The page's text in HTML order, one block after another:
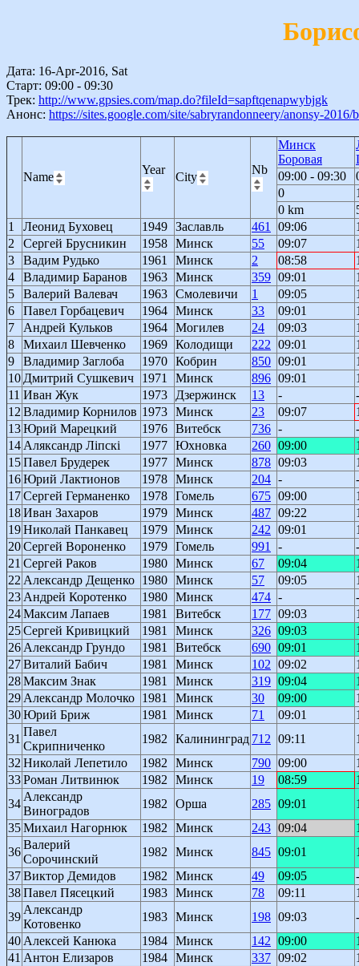
Дата: 16-Apr-2016, Sat
Старт: 09:00 - 09:30
Трек: http://www.gpsies.com/map.do?fileId=sapftqenapwybjgk
Анонс: https://sites.google.com/site/sabryrandonneery/anonsy-2016/
Name
Year
City
Nb
Минск
Боровая
09:00 - 09:30
0
0 km
1
Леонид Буховец 1949 Заславль 461 09:06
2
Сергей Брусникин 1958 Минск 55 09:07
3
Вадим Рудько 1961 Минск 2 08:58
4
Владимир Баранов 1963 Минск 359 09:01
5
Валерий Валевач 1963 Смолевичи 1 09:05
6
Павел Горбацевич 1964 Минск 33 09:01
7
Андрей Кульков 1964 Могилев 24 09:03
8
Михаил Шевченко 1969 Колодищи 222 09:01
9
Владимир Заглоба 1970 Кобрин 850 09:01
10 Дмитрий Сушкевич 1971 Минск 896 09:01
11 Иван Жук 1973 Дзержинск 13 -
-
12 Владимир Корнилов 1973 Минск 23 09:07
13Юрий Марецкий 1976 Витебск 736 -
-
14 Аляксандр Лiпскi 1977 Юхновка 260 09:00
15Павел Брудерек 1977 Минск 878 09:03
16Юрий Лактионов 1978 Минск 204 -
-
17Сергей Германенко 1978 Гомель 675 09:00
18Иван Захаров 1979 Минск 487 09:22
19Николай Панкавец 1979 Минск 242 09:01
20Сергей Вороненко 1979 Гомель 991 -
-
21 Сергей Раков 1980 Минск 67 09:04
22 Александр Дещенко 1980 Минск 57 09:05
23 Андрей Коротенко 1980 Минск 474 -
-
24Максим Лапаев 1981 Витебск 177 09:03
25Сергей Кривицкий 1981 Минск 326 09:03
26 Александр Грундо 1981 Витебск 690 09:01
27Виталий Бабич 1981 Минск 102 09:02
28Максим Знак 1981 Минск 319 09:04
29 Александр Молочко 1981 Минск 30 09:00
30Юрий Бриж 1981 Минск 71 09:01
31
Павел
Скрипниченко
1982 Калининград 712 09:11
32 Николай Лепетило 1982 Минск 790 09:00
33Роман Литвинюк 1982 Минск 19 08:59
34
Александр
Виноградов
1982 Орша 285 09:01
35Михаил Нагорнюк 1982 Минск 243 09:04
36
Валерий
Сорочинский
1982 Минск 845 09:01
37Виктор Демидов 1982 Минск 49 09:05
-
38Павел Пясецкий 1983 Минск 78 09:11
39
Александр
Котовенко
1983 Минск 198 09:03
-
40 Алексей Канюка 1984 Минск 142 09:00
41 Антон Елизаров 1984 Минск 337 09:02